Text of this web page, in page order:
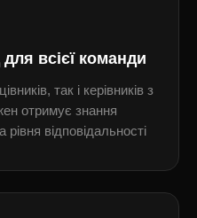
всієї команди
так і керівників з
отримує знання
рівня відповідальності